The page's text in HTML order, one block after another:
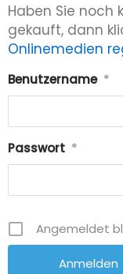
Haben Sie noch
gekauft, dann
Onlinemedien
Benutzername *
Passwort *
Angemeldet